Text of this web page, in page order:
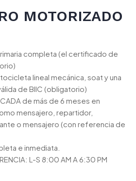
MOTORIZADO
completa (el certificado de
lineal mecánica, soat y una
de BIIC (obligatorio)
de más de 6 meses en
mensajero, repartidor,
o mensajero (con referencia de
e inmediata.
L-S 8:00 AM A 6:30 PM